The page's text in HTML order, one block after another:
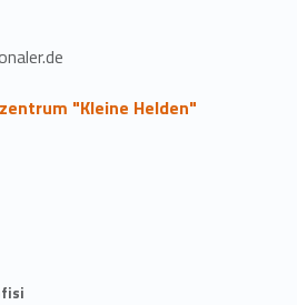
"Kleine Helden"